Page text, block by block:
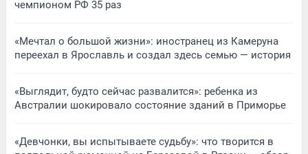
чемпионом РФ 35 раз
«Мечтал о большой жизни»: иностранец из Камеруна
переехал в Ярославль и создал здесь семью — история
«Выглядит, будто сейчас развалится»: ребенка из
Австралии шокировало состояние зданий в Приморье
«Девчонки, вы испытываете судьбу»: что творится в